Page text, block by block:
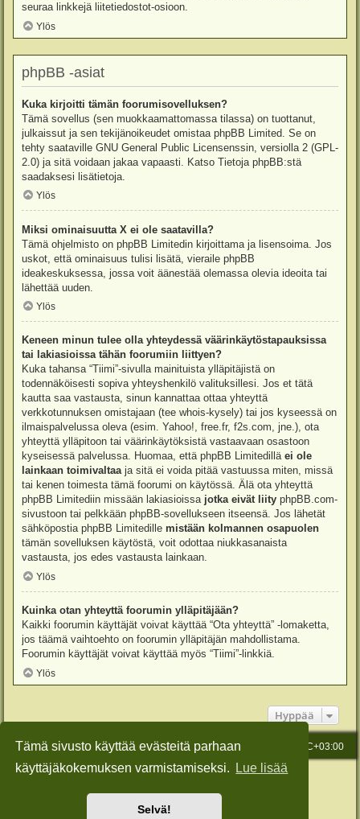
Tämä sivusto käyttää evästeitä parhaan
käyttäjäkokemuksen varmistamiseksi.
Lue lisää
Selvä!
seuraa linkkejä liitetiedostot-osioon.
Ylös
phpBB -asiat
Kuka kirjoitti tämän foorumisovelluksen?
Tämä sovellus (sen muokkaamattomassa tilassa) on tuottanut,
julkaissut ja sen tekijänoikeudet omistaa phpBB Limited . Se on
tehty saataville GNU General Public Licensenssin, versiolla 2 (GPL-
2.0) ja sitä voidaan jakaa vapaasti. Katso Tietoja phpBB:stä
saadaksesi lisätietoja.
Ylös
Miksi ominaisuutta X ei ole saatavilla?
Tämä ohjelmisto on phpBB Limitedin kirjoittama ja lisensoima. Jos
uskot, että ominaisuus tulisi lisätä, vieraile phpBB
ideakeskuksessa , jossa voit äänestää olemassa olevia ideoita tai
lähettää uuden.
Ylös
Keneen minun tulee olla yhteydessä väärinkäytöstapauksissa
tai lakiasioissa tähän foorumiin liittyen?
Kuka tahansa “Tiimi”-sivulla mainituista ylläpitäjistä on
todennäköisesti sopiva yhteyshenkilö valituksillesi. Jos et tätä
kautta saa vastausta, sinun kannattaa ottaa yhteyttä
verkkotunnuksen omistajaan (tee whois-kysely) tai jos kyseessä on
ilmaispalvelussa oleva (esim. Yahoo!, free.fr, f2s.com, jne.), ota
yhteyttä ylläpitoon tai väärinkäytöksistä vastaavaan osastoon
kyseisessä palvelussa. Huomaa, että phpBB Limitedillä ei ole
lainkaan toimivaltaaja sitä ei voida pitää vastuussa miten, missä
tai kenen toimesta tämä foorumi on käytössä. Älä ota yhteyttä
phpBB Limitediin missään lakiasioissa jotka eivät liity phpBB.com-
sivustoon tai pelkkään phpBB-sovellukseen itseensä. Jos lähetät
sähköpostia phpBB Limitedille mistään kolmannen osapuolen
tämän sovelluksen käytöstä, voit odottaa niukkasanaista
vastausta, jos edes vastausta lainkaan.
Ylös
Kuinka otan yhteyttä foorumin ylläpitäjään?
Kaikki foorumin käyttäjät voivat käyttää “Ota yhteyttä” -lomaketta,
jos täämä vaihtoehto on foorumin ylläpitäjän mahdollistama.
Foorumin käyttäjät voivat käyttää myös “Tiimi”-linkkiä.
Ylös
Hyppää
Etusivu Kaikki ajat ovat UTC+03:00
Viesti Ylläpidolle
Keskustelufoorumin ohjelmistophpBB® Forum Software © phpBB Limited